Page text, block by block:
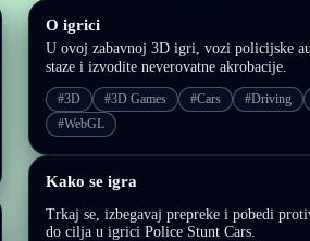
O igrici
U ovoj zabavnoj 3D igri, vozi policijske
staze i izvodite neverovatne akrobacije.
#3D #3D Games #Cars #Driving
#WebGL
Kako se igra
Trkaj se, izbegavaj prepreke i pobedi
do cilja u igrici Police Stunt Cars.